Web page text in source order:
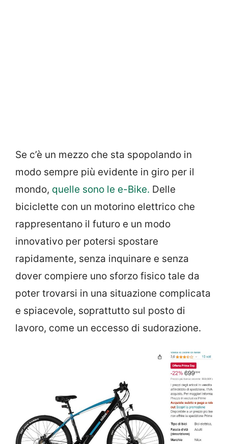
Se c’è un mezzo che sta spopolando in
modo sempre più evidente in giro per il
mondo, quelle sono le e-Bike. Delle
biciclette con un motorino elettrico che
rappresentano il futuro e un modo
innovativo per potersi spostare
rapidamente, senza inquinare e senza
dover compiere uno sforzo fisico tale da
poter trovarsi in una situazione complicata
e spiacevole, soprattutto sul posto di
lavoro, come un eccesso di sudorazione.